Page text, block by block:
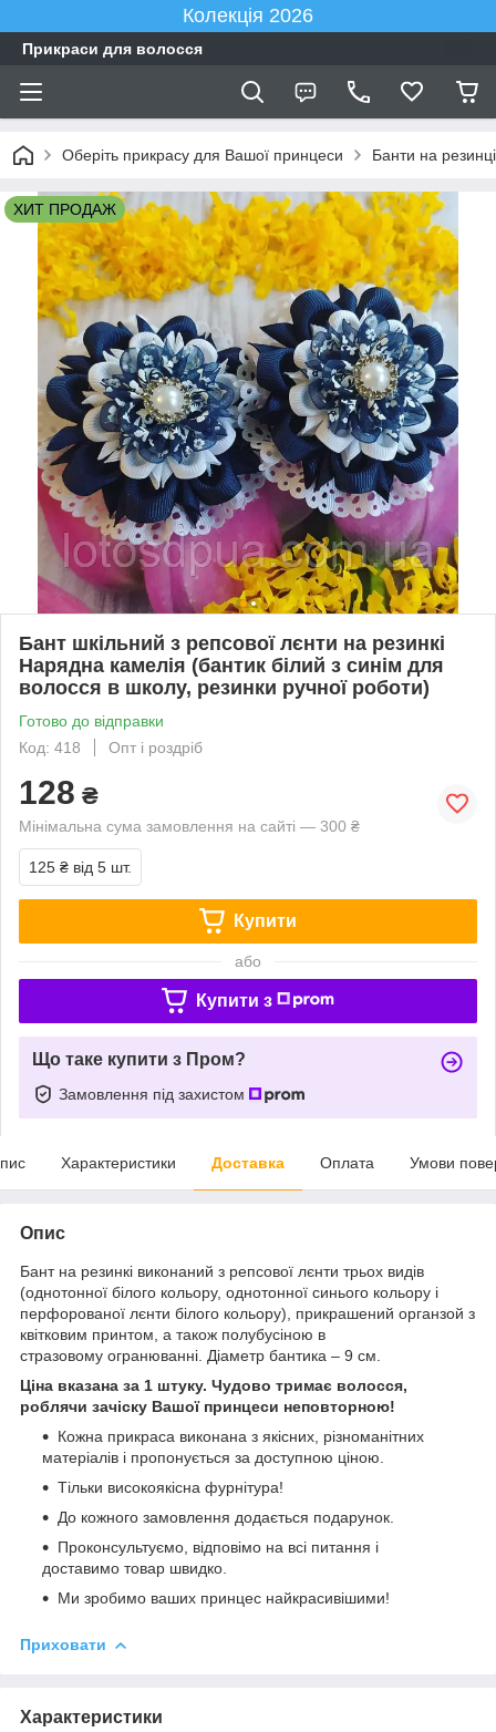
Колекція 2026
Прикраси для волосся
Оберіть прикрасу для Вашої принцеси Банти на резинці
ХИТ ПРОДАЖ
Бант шкільний з репсової лєнти на резинкі
Нарядна камелія (бантик білий з синім для
волосся в школу, резинки ручної роботи)
Готово до відправки
Код: 418
Опт і роздріб
128 ₴
Мінімальна сума замовлення на сайті — 300 ₴
125 ₴ від 5 шт.
Купити
або
Купити з
Що таке купити з Пром?
Замовлення під захистом
Характеристики Доставка Оплата Умови
Опис
Бант на резинкі виконаний з репсової лєнти трьох видів
(однотонної білого кольору, однотонної синього кольору і
перфорованої лєнти білого кольору), прикрашений органзой з
квітковим принтом, а також полубусіною в
стразовому огранюванні. Діаметр бантика – 9 см.
Ціна вказана за 1 штуку. Чудово тримає волосся,
роблячи зачіску Вашої принцеси неповторною!
Кожна прикраса виконана з якісних, різноманітних
матеріалів і пропонується за доступною ціною.
Тільки високоякісна фурнітура!
До кожного замовлення додається подарунок.
Проконсультуємо, відповімо на всі питання і
доставимо товар швидко.
Ми зробимо ваших принцес найкрасивішими!
Приховати
Характеристики